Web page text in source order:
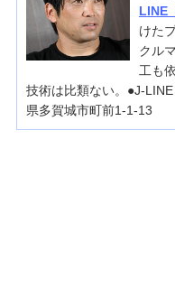
LINE
けた
クル
工も
技術は比類ない。●J-
県多賀城市町前1-1-13